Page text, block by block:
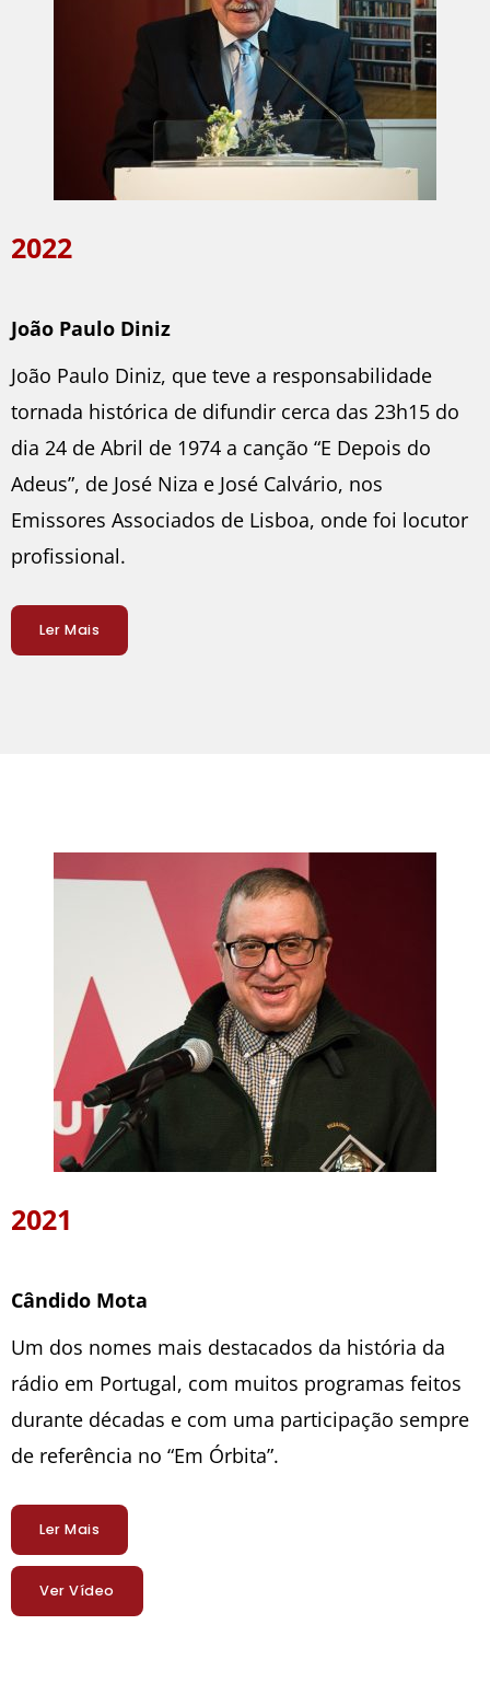
2022
João Paulo Diniz
João Paulo Diniz, que teve a responsabilidade
tornada histórica de difundir cerca das 23h15 do
dia 24 de Abril de 1974 a canção “E Depois do
Adeus”, de José Niza e José Calvário, nos
Emissores Associados de Lisboa, onde foi locutor
profissional.
Ler Mais
2021
Cândido Mota
Um dos nomes mais destacados da história da
rádio em Portugal, com muitos programas feitos
durante décadas e com uma participação sempre
de referência no “Em Órbita”.
Ler Mais
Ver Vídeo